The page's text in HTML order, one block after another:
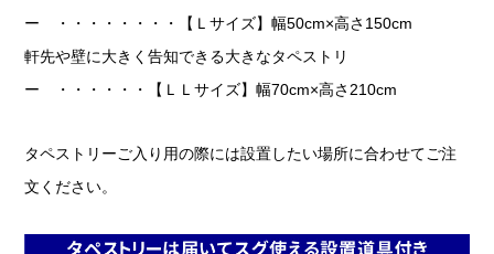
ー ・・・・・・・・【Ｌサイズ】幅50cm×高さ150cm
軒先や壁に大きく告知できる大きなタペストリ
ー ・・・・・・【ＬＬサイズ】幅70cm×高さ210cm
タペストリーご入り用の際には設置したい場所に合わせてご注
文ください。